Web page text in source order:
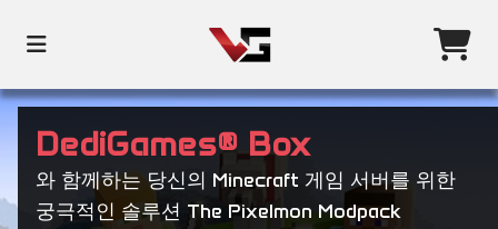
DediGames® Box
와 함께하는 당신의 Minecraft 게임 서버를 위한
궁극적인 솔루션 The Pixelmon Modpack